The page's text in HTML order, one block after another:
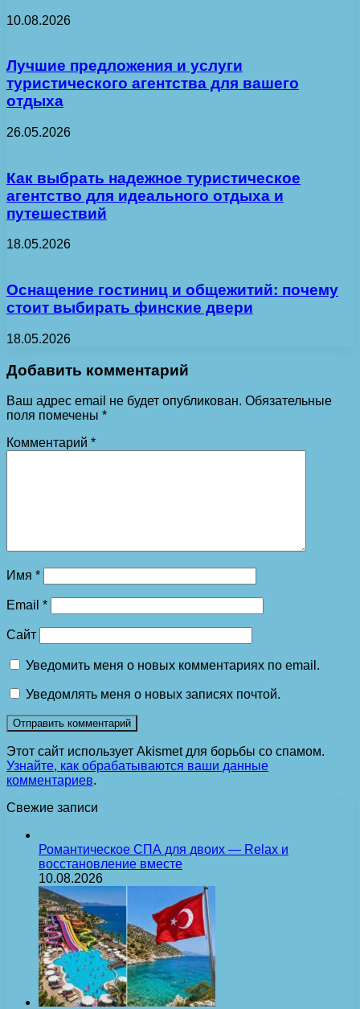
10.08.2026
Лучшие предложения и услуги
туристического агентства для вашего
отдыха
26.05.2026
Как выбрать надежное туристическое
агентство для идеального отдыха и
путешествий
18.05.2026
Оснащение гостиниц и общежитий: почему
стоит выбирать финские двери
18.05.2026
Добавить комментарий
Ваш адрес email не будет опубликован. Обязательные
поля помечены *
Комментарий *
Имя *
Email *
Сайт
Уведомить меня о новых комментариях по email.
Уведомлять меня о новых записях почтой.
Этот сайт использует Akismet для борьбы со спамом.
Узнайте, как обрабатываются ваши данные
комментариев.
Свежие записи
Романтическое СПА для двоих — Relax и
восстановление вместе
10.08.2026